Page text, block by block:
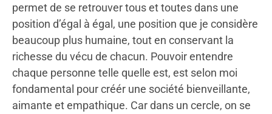
permet de se retrouver tous et toutes dans une
position d’égal à égal, une position que je considère
beaucoup plus humaine, tout en conservant la
richesse du vécu de chacun. Pouvoir entendre
chaque personne telle quelle est, est selon moi
fondamental pour créér une société bienveillante,
aimante et empathique. Car dans un cercle, on se